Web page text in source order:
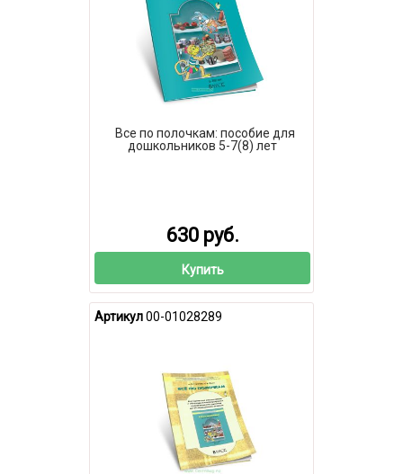
Все по полочкам: пособие для
дошкольников 5-7(8) лет
630 руб.
Купить
Артикул00-01028289